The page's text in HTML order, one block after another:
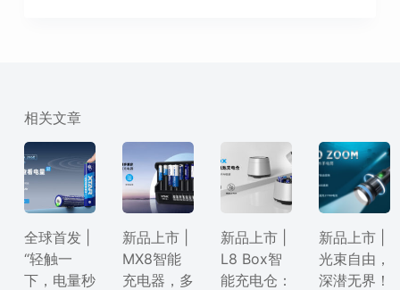
相关文章
全球首发 |
“轻触一
下，电量秒
新品上市 |
MX8智能
充电器，多
新品上市 |
L8 Box智
能充电仓：
新品上市 |
光束自由，
深潜无界！